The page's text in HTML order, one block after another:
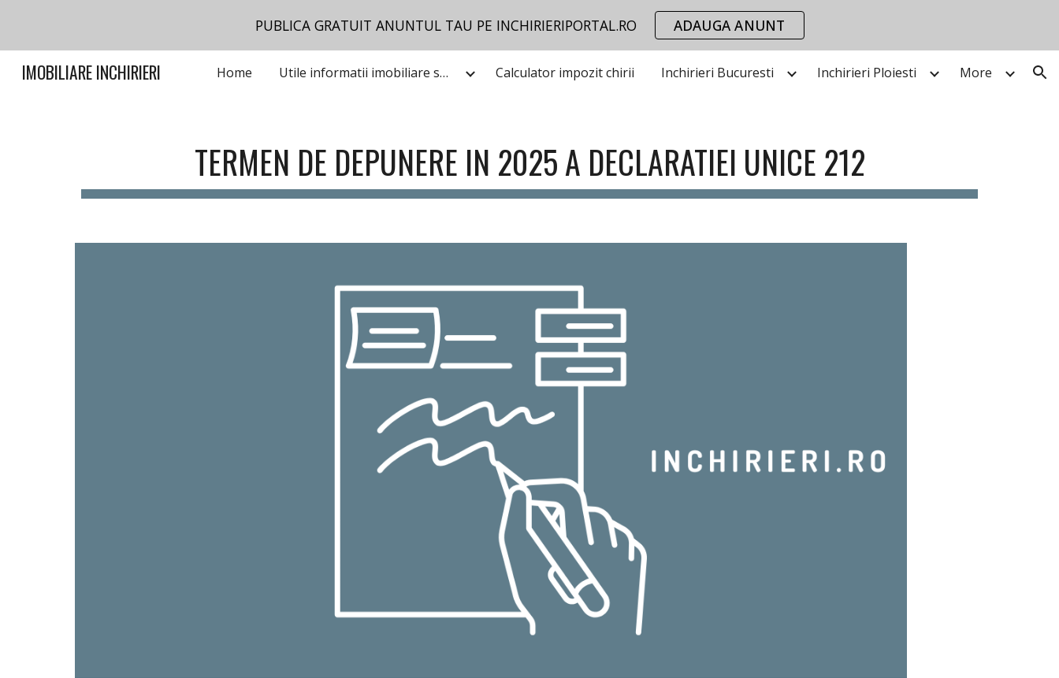
Skip to main content Skip to navigation
PUBLICA GRATUIT ANUNTUL TAU PE INCHIRIERIPORTAL.RO ADAUGA ANUNT
IMOBILIARE INCHIRIERI Home Utile informatii imobiliare stiri Calculator impozit chirii Inchirieri Bucuresti Inchirieri Ploiesti More
TERMEN DE DEPUNERE IN 2025 A DECLARATIEI UNICE 212